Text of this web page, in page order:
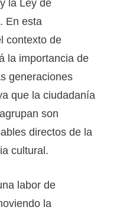
la Ley de
En esta
contexto de
la importancia de
generaciones
que la ciudadanía
son
directos de la
cultural.
labor de
la